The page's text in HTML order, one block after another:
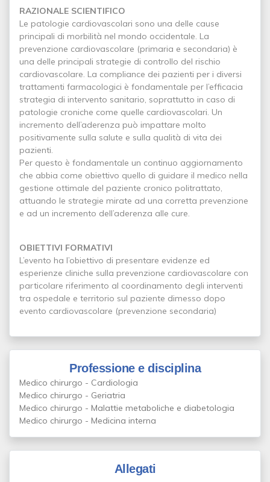
RAZIONALE SCIENTIFICO
Le patologie cardiovascolari sono una delle cause
principali di morbilità nel mondo occidentale. La
prevenzione cardiovascolare (primaria e secondaria) è
una delle principali strategie di controllo del rischio
cardiovascolare. La compliance dei pazienti per i diversi
trattamenti farmacologici è fondamentale per l’efficacia
strategia di intervento sanitario, soprattutto in caso di
patologie croniche come quelle cardiovascolari. Un
incremento dell’aderenza può impattare molto
positivamente sulla salute e sulla qualità di vita dei
pazienti.
Per questo è fondamentale un continuo aggiornamento
che abbia come obiettivo quello di guidare il medico nella
gestione ottimale del paziente cronico politrattato,
attuando le strategie mirate ad una corretta prevenzione
e ad un incremento dell’aderenza alle cure.
OBIETTIVI FORMATIVI
L’evento ha l’obiettivo di presentare evidenze ed
esperienze cliniche sulla prevenzione cardiovascolare con
particolare riferimento al coordinamento degli interventi
tra ospedale e territorio sul paziente dimesso dopo
evento cardiovascolare (prevenzione secondaria)
Professione e disciplina
Medico chirurgo - Cardiologia
Medico chirurgo - Geriatria
Medico chirurgo - Malattie metaboliche e diabetologia
Medico chirurgo - Medicina interna
Allegati